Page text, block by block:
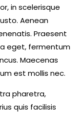
in scelerisque
Aenean
Praesent
eget, fermentum
Maecenas
est mollis nec.
pharetra,
quis facilisis